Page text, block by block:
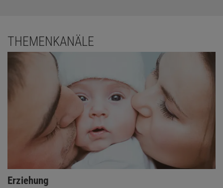
THEMENKANÄLE
Erziehung